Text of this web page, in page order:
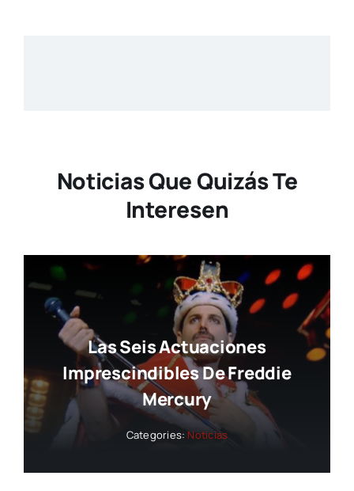
Noticias Que Quizás Te
Interesen
Las Seis Actuaciones
Imprescindibles De Freddie
Mercury
Categories: Noticias